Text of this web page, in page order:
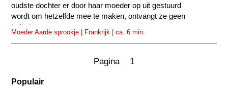
oudste dochter er door haar moeder op uit gestuurd
wordt om hetzelfde mee te maken, ontvangt ze geen
beloning...
Moeder Aarde sprookje | Frankrijk | ca. 6 min.
Pagina 1
Populair